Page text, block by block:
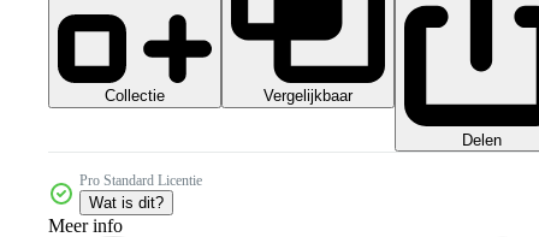
Collectie Vergelijkbaar
Delen
Pro Standard Licentie
Wat is dit?
Meer info